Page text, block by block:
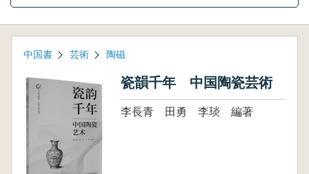
中国書 芸術 陶磁
瓷韻千年 中国陶瓷芸術
李長青 田勇 李琰 編著